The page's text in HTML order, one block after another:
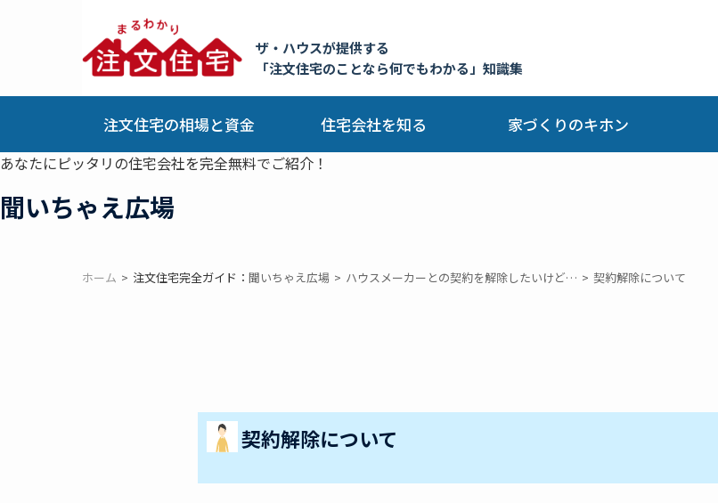
ザ・ハウスが提供する
「注文住宅のことなら何でもわかる」知識集
注文住宅の相場と資金 住宅会社を知る 家づくりのキホン
あなたにピッタリの住宅会社を完全無料でご紹介！
聞いちゃえ広場
ホーム 注文住宅完全ガイド： 聞いちゃえ広場 ハウスメーカーとの契約を解除したいけど… 契約解除について
契約解除について